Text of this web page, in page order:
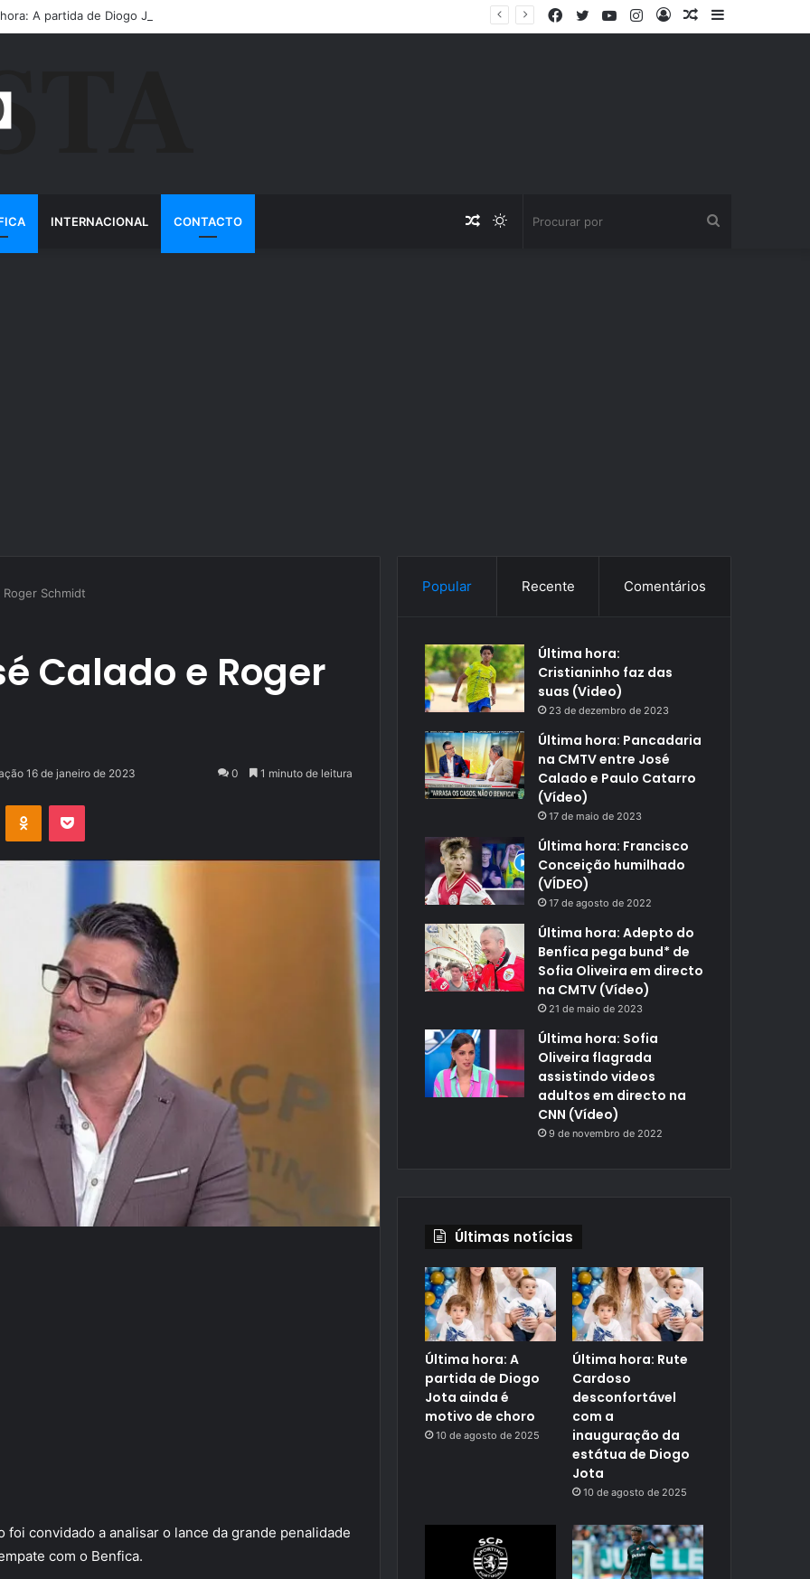
A partida de Diogo Jota ainda é motivo de choro
Barra
Artigo
Entrar
Instagram
YouTube
Twitter
Facebook
INTERNACIONAL CONTACTO Switch
Artigo
Schmidt
Calado e Roger
16 de janeiro de 2023 0 1 minuto de leitura
OK Pocket
convidado a analisar o lance da grande penalidade
com o Benfica.
Popular Recente Comentários
Última hora:
Cristianinho faz das
suas (Video)
23 de dezembro de 2023
Última hora: Pancadaria
na CMTV entre José
Calado e Paulo Catarro
(Vídeo)
17 de maio de 2023
Última hora: Francisco
Conceição humilhado
(VÍDEO)
17 de agosto de 2022
Última hora: Adepto do
Benfica pega bund* de
Sofia Oliveira em directo
na CMTV (Vídeo)
21 de maio de 2023
Última hora: Sofia
Oliveira flagrada
assistindo videos
adultos em directo na
CNN (Vídeo)
9 de novembro de 2022
Últimas notícias
Última hora: A
partida de Diogo
Jota ainda é
motivo de choro
10 de agosto de 2025
Última hora: Rute
Cardoso
desconfortável
com a
inauguração da
estátua de Diogo
Jota
10 de agosto de 2025